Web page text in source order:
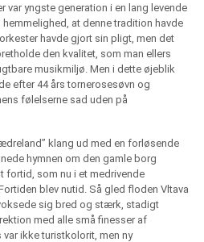
var yngste generation i en lang levende
at denne tradition havde
havde gjort sin pligt, men det
den kvalitet, som man ellers
musikmiljø. Men i dette øjeblik
efter 44 års tornerosesøvn og
følelserne sad uden på
klang ud med en forløsende
hymnen om den gamle borg
fortid, som nu i et medrivende
blev nutid. Så gled floden Vltava
sig bred og stærk, stadigt
med alle små finesser af
ikke turistkolorit, men ny